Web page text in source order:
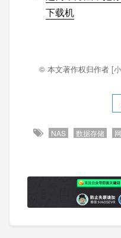
下载机
© 本文著作权归作者 [
NAS 数据存储